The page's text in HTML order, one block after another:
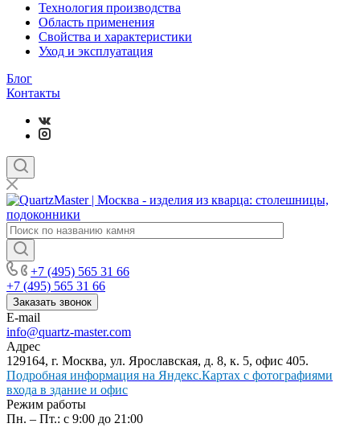
Технология производства
Область применения
Свойства и характеристики
Уход и эксплуатация
Блог
Контакты
+7 (495) 565 31 66
+7 (495) 565 31 66
Заказать звонок
E-mail
info@quartz-master.com
Адрес
129164, г. Москва, ул. Ярославская, д. 8, к. 5, офис 405.
Подробная информация на Яндекс.Картах с фотографиями
входа в здание и офис
Режим работы
Пн. – Пт.: с 9:00 до 21:00